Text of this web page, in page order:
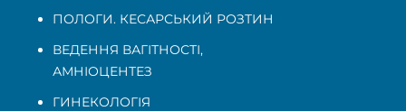
ПОЛОГИ. КЕСАРСЬКИЙ РОЗТИН
ВЕДЕННЯ ВАГІТНОСТІ,
АМНІОЦЕНТЕЗ
ГИНЕКОЛОГІЯ